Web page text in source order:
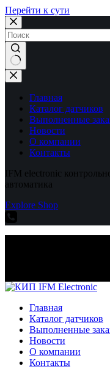
Перейти к сути
Ничего
не
найденоГлавная
Каталог датчиков
Выполненные
Новости
О компании
Контакты
IFM electronic
автоматика
Explore Shop
Главная
Каталог датчиков
Выполненные
Новости
О компании
Контакты